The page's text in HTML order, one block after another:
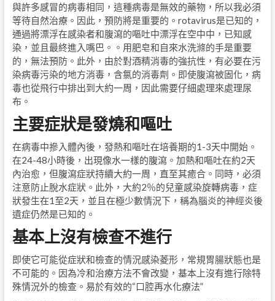
與許多感冒的病毒相同，這種病毒是無效的藥物，所以我必須
等待自然治療。因此，預防將是重要的。rotavirus是已知的，
通過將漂浮在感染者和腹瀉的嘔吐中漂浮在空中中，已知感
染，並且最終進入嘴巴。。用肥皂和自來水洗滌的手是重要
的，無法預防。此外，由於對酒精消毒的強抗性，有必要在污
染病毒污染的地方消毒，含氯的消毒劑。即使腹瀉被固化，病
毒也從飛行中排出到大約一周，因此需要仔細處理來處理尿
布。
主要症狀是發燒和嘔吐
在病毒中摻入體內後，發熱和嘔吐在培養期的1-3天中開始。
在24-48小時後，出現像水一樣的腹瀉。加熱和嘔吐在約2天
內治愈，但腹瀉症狀持續大約一周，直至其癒合。同時，必須
注意防止脫水症狀。此外，大約2％的兒童感染旋轉病毒，症
狀發生在1至2天，並且在極少數情況下，稱為腦炎的神經炎後
遺症仍然是已知的。
基本上沒有檢查不進行
即使它可能從症狀和檢查的情況感染菱形，常規胃腸狀態也是
不可能的。因為冷和治療方法不會改變，基本上沒有進行除特
殊情況外的檢查。易於有效的“口腔再水化療法”